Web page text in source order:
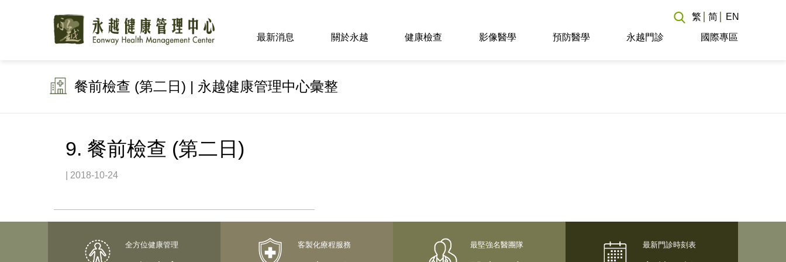
最新消息 關於永越 健康檢查 影像醫學 預防醫學 永越門診 國際專區
繁 简 EN
餐前檢查 (第二日) | 永越健康管理中心彙整
9. 餐前檢查 (第二日)
| 2018-10-24